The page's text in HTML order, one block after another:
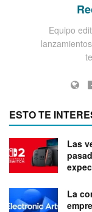
Equipo
ESTO TE
Las
La